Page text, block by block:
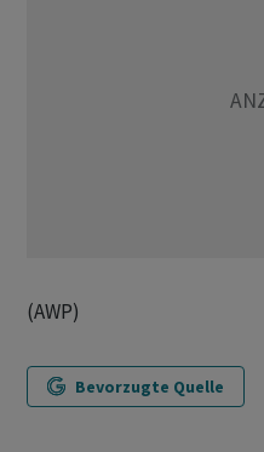
(AWP)
Bevorzugte Quelle